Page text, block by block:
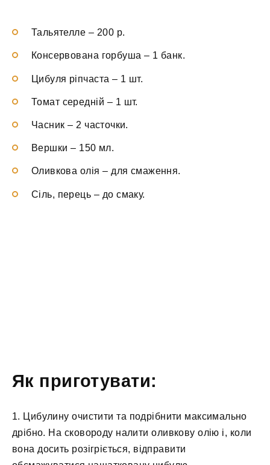
Тальятелле – 200 р.
Консервована горбуша – 1 банк.
Цибуля ріпчаста – 1 шт.
Томат середній – 1 шт.
Часник – 2 часточки.
Вершки – 150 мл.
Оливкова олія –для смаження.
Сіль, перець – до смаку.
Як приготувати:
1. Цибулину очистити та подрібнити максимально
дрібно. На сковороду налити оливкову олію і, коли
вона досить розігріється, відправити